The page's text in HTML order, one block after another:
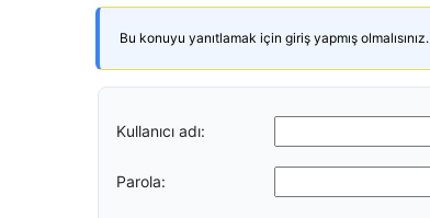
Bu konuyu yanıtlamak için giriş yapmış olmalısınız.
Kullanıcı adı:
Parola: